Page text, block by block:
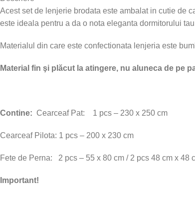
Acest set de lenjerie brodata este ambalat in cutie de
este ideala pentru a da o nota eleganta dormitorului
Materialul din care este confectionata lenjeria este
Material fin şi plăcut la atingere, nu aluneca de pe
Contine: Cearceaf Pat: 1 pcs – 230 x 250 cm
Cearceaf Pilota: 1 pcs – 200 x 230 cm
Fete de Perna: 2 pcs – 55 x 80 cm / 2 pcs 48 cm x 48
Important!